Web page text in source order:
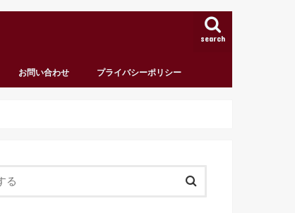
search
お問い合わせ プライバシーポリシー